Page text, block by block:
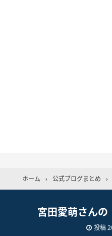
ホーム › 公式ブログまとめ ›
宮田愛萌さんの
投稿